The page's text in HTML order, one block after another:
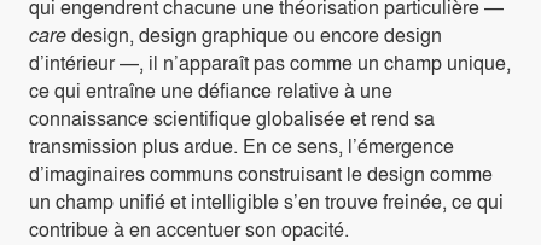
qui engendrent chacune une théorisation particulière —
caredesign, design graphique ou encore design
d’intérieur —, il n’apparaît pas comme un champ unique,
ce qui entraîne une défiance relative à une
connaissance scientifique globalisée et rend sa
transmission plus ardue. En ce sens, l’émergence
d’imaginaires communs construisant le design comme
un champ unifié et intelligible s’en trouve freinée, ce qui
contribue à en accentuer son opacité.